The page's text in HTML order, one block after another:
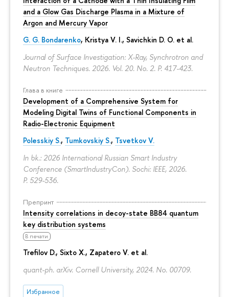
and a Glow Gas Discharge Plasma in a Mixture of
Argon and Mercury Vapor
G. G. Bondarenko, Kristya V. I., Savichkin D. O. et al.
Journal of Surface Investigation: X-Ray, Synchrotron and
Neutron Techniques. 2026. Vol. 20. No. 2. P. 417-423.
Глава в книге
Development of a Comprehensive System for
Modeling Digital Twins of Functional Components in
Radio-Electronic Equipment
Polesskiy S., Tumkovskiy S., Tsvetkov V.
In bk.: 2026 International Russian Smart Industry
Conference (SmartIndustryCon). Sochi: IEEE, 2026.
P. 529-536.
Препринт
Intensity correlations in decoy-state BB84 quantum
key distribution systems
В печати
Trefilov D., Sixto X., Zapatero V. et al.
quant-ph. arXiv. Cornell University, 2024. No. 00709.
Избранное